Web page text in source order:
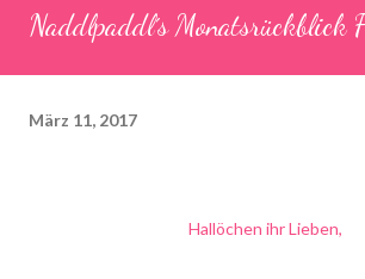
Naddlpaddl´s Monatsrückblick
März 11, 2017
Hallöchen ihr Lieben,